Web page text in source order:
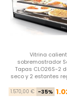
Vitrina
sobremostrador
Tapas CLO26S-2
seco y 2 estantes
1.570,00 € -35%